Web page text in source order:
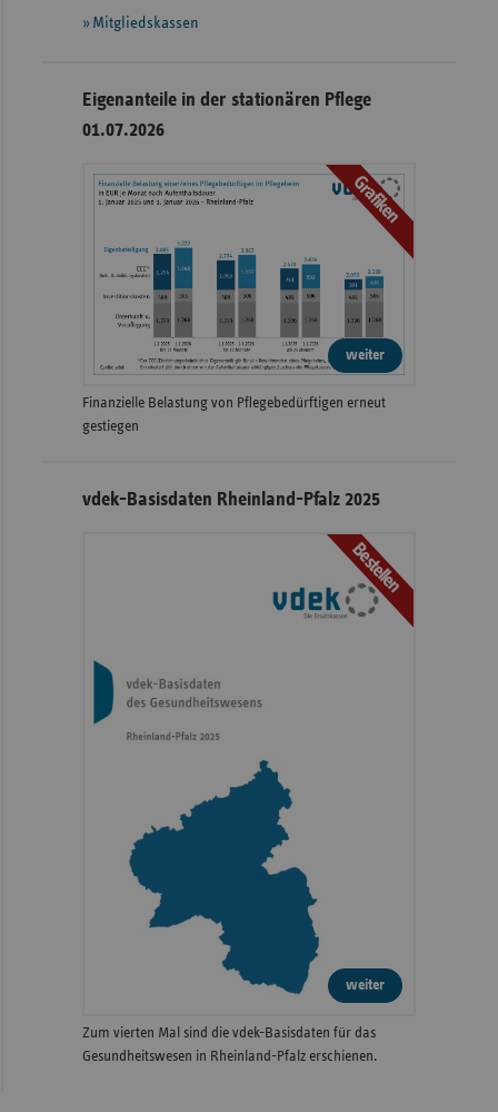
Mitgliedskassen
Eigenanteile in der stationären Pflege
01.07.2026
Grafiken
weiter
Finanzielle Belastung von Pflegebedürftigen erneut
gestiegen
vdek-Basisdaten Rheinland-Pfalz 2025
Bestellen
weiter
Zum vierten Mal sind die vdek-Basisdaten für das
Gesundheitswesen in Rheinland-Pfalz erschienen.